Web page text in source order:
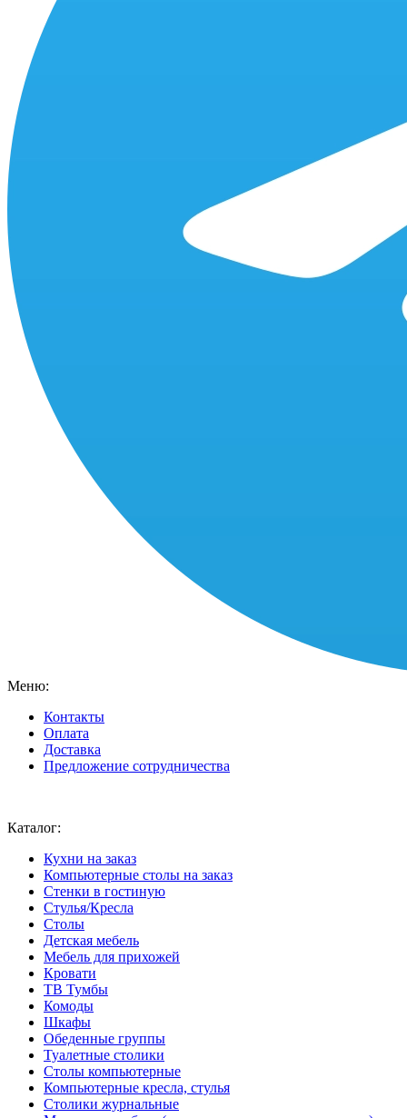
Меню:
Контакты
Оплата
Доставка
Предложение сотрудничества
Каталог:
Кухни на заказ
Компьютерные столы на заказ
Стенки в гостиную
Стулья/Кресла
Столы
Детская мебель
Мебель для прихожей
Кровати
ТВ Тумбы
Комоды
Шкафы
Обеденные группы
Туалетные столики
Столы компьютерные
Компьютерные кресла, стулья
Столики журнальные